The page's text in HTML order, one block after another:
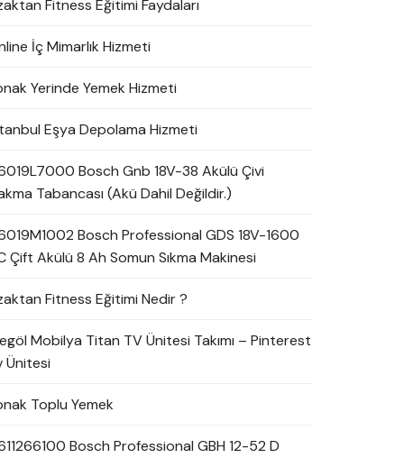
Fitness Eğitimi Faydaları
İç Mimarlık Hizmeti
Yerinde Yemek Hizmeti
Eşya Depolama Hizmeti
Bosch Gnb 18V-38 Akülü Çivi
Tabancası (Akü Dahil Değildir.)
Bosch Professional GDS 18V-1600
Çift Akülü 8 Ah Somun Sıkma Makinesi
Fitness Eğitimi Nedir ?
Mobilya Titan TV Ünitesi Takımı – Pinterest
Ünitesi
Toplu Yemek
Bosch Professional GBH 12-52 D